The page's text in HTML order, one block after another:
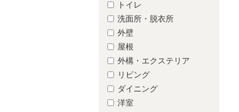
トイレ
洗面所・脱衣所
外壁
屋根
外構・エクステリア
リビング
ダイニング
洋室